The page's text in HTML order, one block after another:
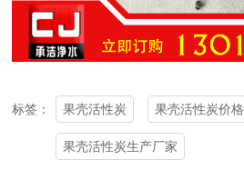
标签： 果壳活性炭 果壳活性炭价格
果壳活性炭生产厂家